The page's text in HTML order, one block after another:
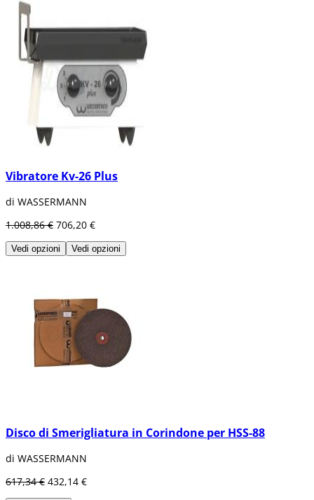
Vibratore Kv-26 Plus
di WASSERMANN
1.008,86 € 706,20 €
Vedi opzioni Vedi opzioni
Disco di Smerigliatura in Corindone per HSS-88
di WASSERMANN
617,34 € 432,14 €